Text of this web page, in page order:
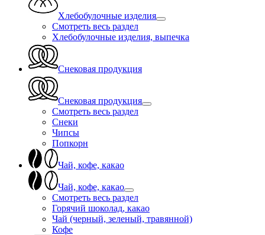
Хлебобулочные изделия
Смотреть весь раздел
Хлебобулочные изделия, выпечка
Снековая продукция
Снековая продукция
Смотреть весь раздел
Снеки
Чипсы
Попкорн
Чай, кофе, какао
Чай, кофе, какао
Смотреть весь раздел
Горячий шоколад, какао
Чай (черный, зеленый, травянной)
Кофе